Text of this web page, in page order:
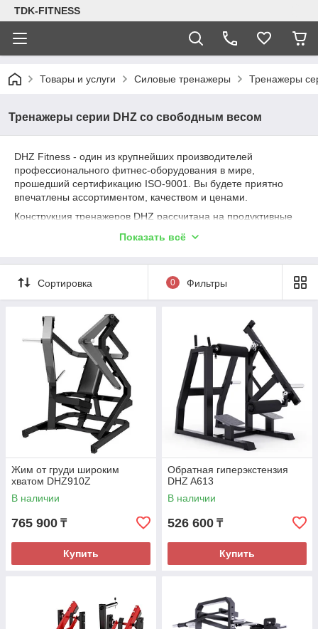
TDK-FITNESS
Товары и услуги Силовые тренажеры Тренажеры
Тренажеры серии DHZ со свободным весом
DHZ Fitness - один из крупнейших производителей
профессионального фитнес-оборудования в мире,
прошедший сертификацию ISO-9001. Вы будете приятно
впечатлены ассортиментом, качеством и ценами.
Конструкция тренажеров DHZ рассчитана на продуктивные
Ассортимент бренда представлен несколькими
реабилитационных центрах. Тренажеры DHZ Fitness
отличается эргономичным дизайном. Мы с удовольствием
спортивное оборудование.
Показать всё
Сортировка 0 Фильтры
Жим от груди широким
хватом DHZ910Z
В наличии
765 900 ₸
Купить
Обратная гиперэкстензия
DHZ A613
В наличии
526 600 ₸
Купить